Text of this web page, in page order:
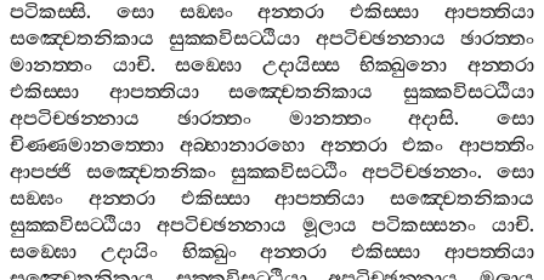
පටිකස‍්සි. සො සඞ‍්ඝං අන‍්තරා එකිස‍්සා
ආපත‍්තියා
සඤ‍්චෙතනිකාය
සුක‍්කවිසට‍්ඨියා අපටිච‍්ඡන‍්නාය
ඡාරත‍්තං
මානත‍්තං
යාචි.සඞ‍්ඝො උදායිස‍්ස භික‍්ඛුනො
අන‍්තරා
එකිස‍්සා
ආපත‍්තියා සඤ‍්චෙතනිකාය
සුක‍්කවිසට‍්ඨියා
අපටිච‍්ඡන‍්නාය
ඡාරත‍්තං මානත‍්තං අදාසි. සො
චිණ‍්ණමානත‍්තො
අබ‍්භානාරහො අන‍්තරා එකං
ආපත‍්තිං
ආපජ‍්ජි
සඤ‍්චෙතනිකං සුක‍්කවිසට‍්ඨිං අපටිච‍්ඡන‍්නං. සො
සඞ‍්ඝං
අන‍්තරා එකිස‍්සා ආපත‍්තියා
සඤ‍්චෙතනිකාය
සුක‍්කවිසට‍්ඨියා
අපටිච‍්ඡන‍්නාය මූලාය පටිකස‍්සනං යාචි.
සඞ‍්ඝො
උදායිං භික‍්ඛුං අන‍්තරා එකිස‍්සා
ආපත‍්තියා